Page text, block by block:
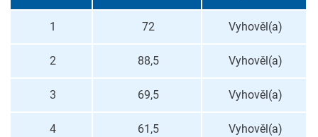
1 72 Vyhověl(a)
2 88,5 Vyhověl(a)
3 69,5 Vyhověl(a)
4 61,5 Vyhověl(a)